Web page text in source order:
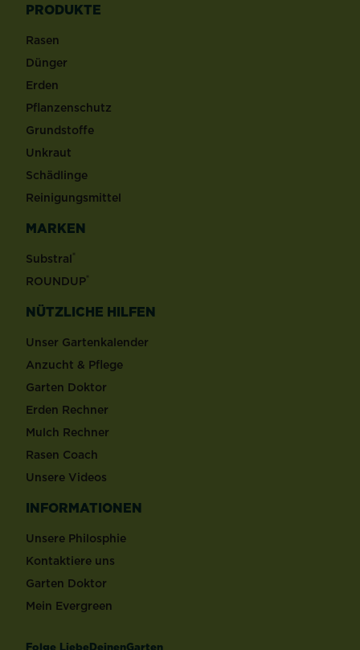
PRODUKTE
Rasen
Dünger
Erden
Pflanzenschutz
Grundstoffe
Unkraut
Schädlinge
Reinigungsmittel
MARKEN
Substral®
ROUNDUP®
NÜTZLICHE HILFEN
Unser Gartenkalender
Anzucht & Pflege
Garten Doktor
Erden Rechner
Mulch Rechner
Rasen Coach
Unsere Videos
INFORMATIONEN
Unsere Philosphie
Kontaktiere uns
Garten Doktor
Mein Evergreen
Folge LiebeDeinenGarten